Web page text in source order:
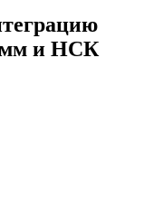
и НСК